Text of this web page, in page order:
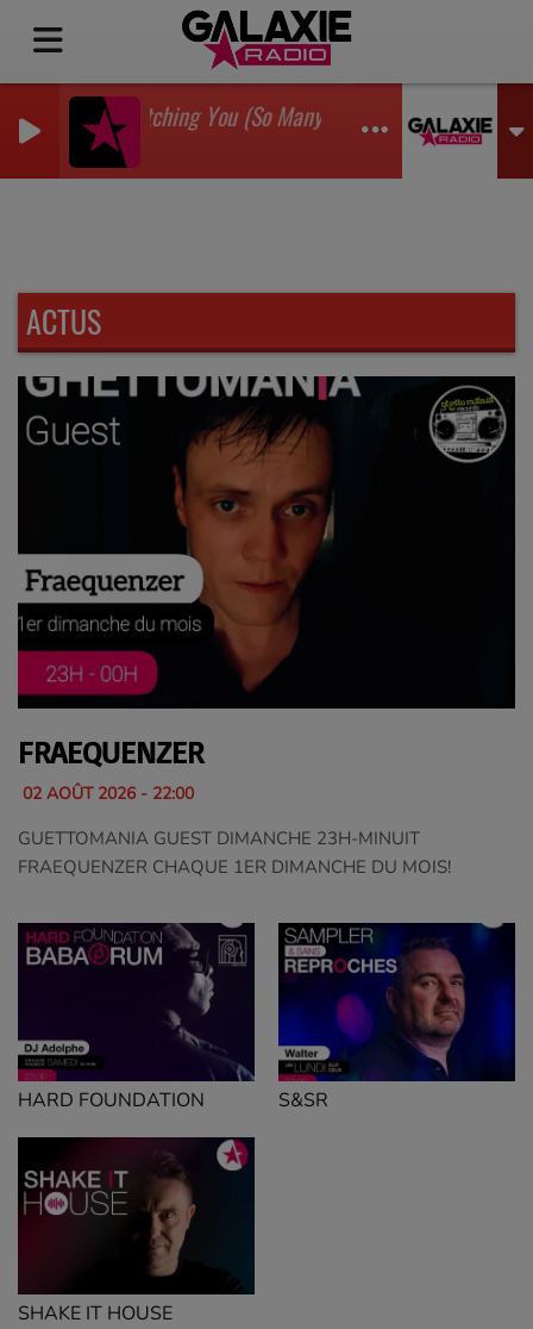
I'm Watching You (So Many Times) (Sean Finn Remix)
GADJO
ACTUS
FRAEQUENZER
02 AOÛT 2026 - 22:00
GUETTOMANIA GUEST DIMANCHE 23H-MINUIT
FRAEQUENZER CHAQUE 1ER DIMANCHE DU MOIS!
HARD FOUNDATION S&SR
SHAKE IT HOUSE